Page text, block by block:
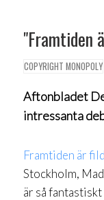
"Framtiden
COPYRIGHT MONOPOLY
Aftonbladet
intressanta
Framtiden är
Stockholm,
är så